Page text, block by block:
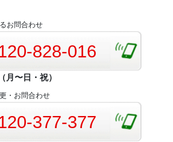
お問合わせ
828-016
〜日・祝）
・お問合わせ
377-377